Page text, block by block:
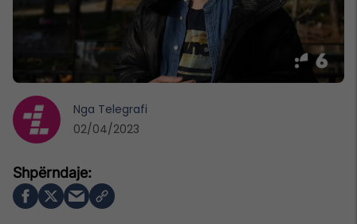
Nga Telegrafi
02/04/2023